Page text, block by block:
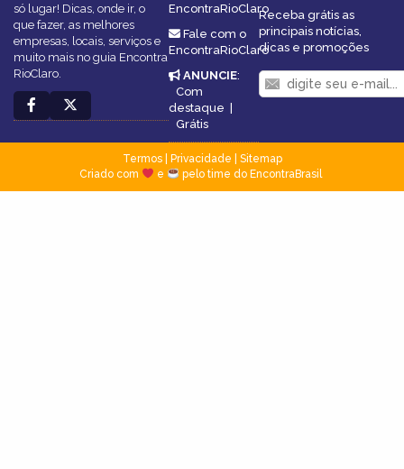
só lugar! Dicas, onde ir, o
que fazer, as melhores
empresas, locais, serviços e
muito mais no guia Encontra
RioClaro.
EncontraRioClaro
Fale com o
EncontraRioClaro
ANUNCIE:
Com
destaque |
Grátis
Receba grátis as
principais notícias,
dicas e promoções
Termos| Privacidade
Sitemap
Criado com
e pelo time do EncontraBrasil